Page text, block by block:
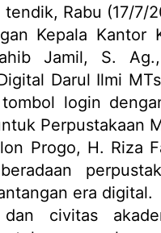
Rabu (17/7/
Kepala Kantor
Jamil, S.
Darul Ilmi
login
Perpustakaan
Progo, H. Riza
era digital.
dan civitas